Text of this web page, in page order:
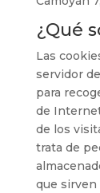
¿Qué
Las
servidor
para
de
de los
trata de
que sirven